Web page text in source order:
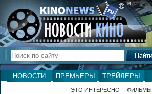
®ТМ
НОВОСТИ ПРЕМЬЕРЫ ТРЕЙЛЕРЫ
ЭТО ИНТЕРЕСНО ФИЛЬМЫ